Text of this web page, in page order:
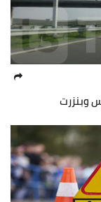
وبنزرت